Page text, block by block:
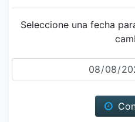
Seleccione una fecha